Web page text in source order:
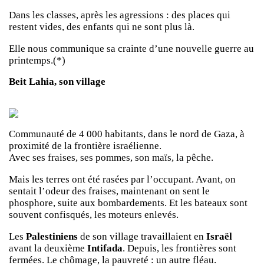
Dans les classes, après les agressions : des places qui
restent vides, des enfants qui ne sont plus là.
Elle nous communique sa crainte d’une nouvelle guerre au
printemps.(*)
Beit Lahia, son village
Communauté de 4 000 habitants, dans le nord de Gaza, à
proximité de la frontière israélienne.
Avec ses fraises, ses pommes, son maïs, la pêche.
Mais les terres ont été rasées par l’occupant. Avant, on
sentait l’odeur des fraises, maintenant on sent le
phosphore, suite aux bombardements. Et les bateaux sont
souvent confisqués, les moteurs enlevés.
Les Palestiniens de son village travaillaient en Israël
avant la deuxième Intifada. Depuis, les frontières sont
fermées. Le chômage, la pauvreté : un autre fléau.